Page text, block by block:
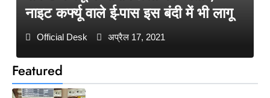
Featured
नाइट कर्फ्यू वाले ई-पास इस बंदी में भी लागू
Official Desk अप्रैल 17, 2021